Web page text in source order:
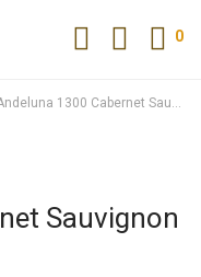
0
1300 Cabernet Sauvignon 750ml
Sauvignon